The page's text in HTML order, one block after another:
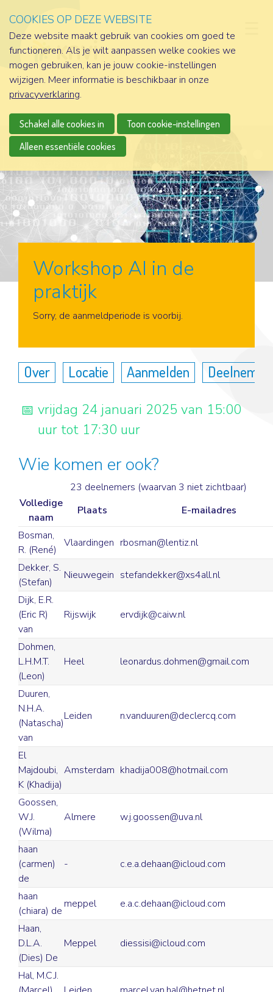
Workshop AI in de
praktijk
Aanmelden
Sorry, de aanmeldperiode is voorbij.
Over Locatie Aanmelden
vrijdag 24 januari 2025 van 15:00
uur tot 17:30 uur
Wie komen er ook?
23 deelnemers (waarvan 3 niet zichtbaar)
Volledige
naam
Plaats
E-mailadres
Bosman,
R. (René)
Vlaardingen rbosman@lentiz.nl
Dekker, S.
(Stefan)
Nieuwegein stefandekker@xs4all.nl
Dijk, E.R.
(Eric R)
van
Rijswijk ervdijk@caiw.nl
Dohmen,
L.H.M.T.
(Leon)
Heel leonardus.dohmen@gmail.com
Duuren,
N.H.A.
(Natascha)
van
Leiden n.vanduuren@declercq.com
El
Majdoubi,
K (Khadija)
Amsterdam khadija008@hotmail.com
Goossen,
W.J.
(Wilma)
Almere w.j.goossen@uva.nl
haan
(carmen)
de
- c.e.a.dehaan@icloud.com
haan
(chiara) de
meppel
e.a.c.dehaan@icloud.com
Haan,
D.L.A.
(Dies) De
Meppel diessisi@icloud.com
Hal, M.C.J.
COOKIES OP DEZE WEBSITE
Deze website maakt gebruik van cookies om goed te
functioneren. Als je wilt aanpassen welke cookies we
mogen gebruiken, kan je jouw cookie-instellingen
wijzigen. Meer informatie is beschikbaar in onze
privacyverklaring.
Schakel alle cookies in
Toon cookie-instellingen
Alleen essentiële cookies